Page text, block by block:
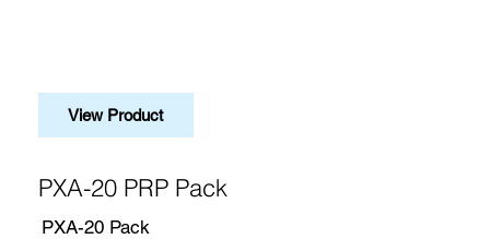
View Product
PXA-20 PRP Pack
PXA-20 Pack